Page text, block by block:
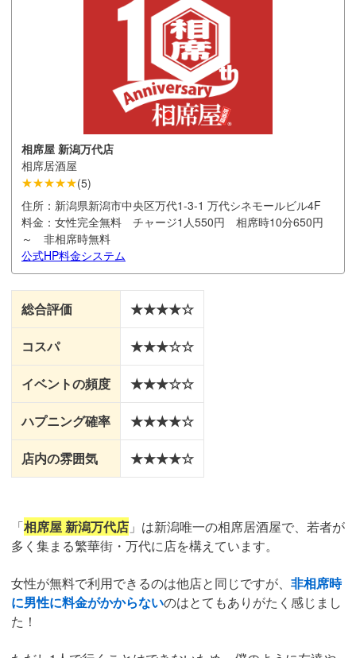
相席屋 新潟万代店
相席居酒屋
★★★★★(5)
住所： 新潟県新潟市中央区万代1-3-1 万代シネモールビル4F
料金： 女性完全無料 チャージ1人550円 相席時10分650円
～ 非相席時無料
公式HP料金システム
総合評価 ★★★★☆
コスパ ★★★☆☆
イベントの頻度 ★★★☆☆
ハプニング確率 ★★★★☆
店内の雰囲気 ★★★★☆
「相席屋 新潟万代店 」は新潟唯一の相席居酒屋で、若者が
多く集まる繁華街・万代に店を構えています。
女性が無料で利用できるのは他店と同じですが、 非相席時
に男性に料金がかからないのはとてもありがたく感じまし
た！